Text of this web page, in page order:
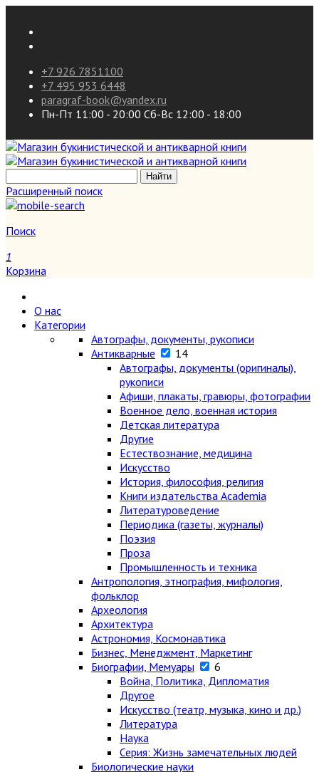
+7 926 7851100
+7 495 953 6448
paragraf-book@yandex.ru
Пн-Пт 11:00 - 20:00 Сб-Вс 12:00 - 18:00
Расширенный поиск
Поиск
1
Корзина
О нас
Категории
Автографы, документы, рукописи
Антикварные
14
Автографы, документы (оригиналы),
рукописи
Афиши, плакаты, гравюры, фотографии
Военное дело, военная история
Детская литература
Другие
Естествознание, медицина
Искусство
История, философия, религия
Книги издательства Academia
Литературоведение
Периодика (газеты, журналы)
Поэзия
Проза
Промышленность и техника
Антропология, этнография, мифология,
фольклор
Археология
Архитектура
Астрономия, Космонавтика
Бизнес, Менеджмент, Маркетинг
Биографии, Мемуары
6
Война, Политика, Дипломатия
Другое
Искусство (театр, музыка, кино и др.)
Литература
Наука
Серия: Жизнь замечательных людей
Биологические науки